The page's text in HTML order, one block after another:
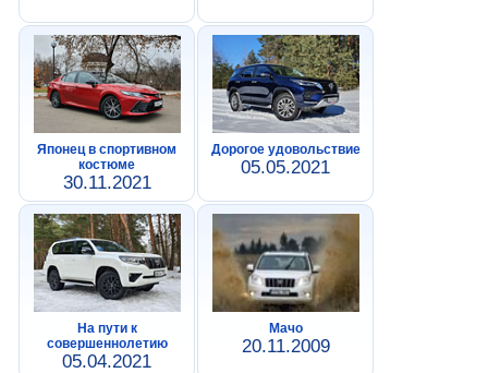
Японец в спортивном
костюме
30.11.2021
Дорогое удовольствие
05.05.2021
На пути к
совершеннолетию
05.04.2021
Мачо
20.11.2009